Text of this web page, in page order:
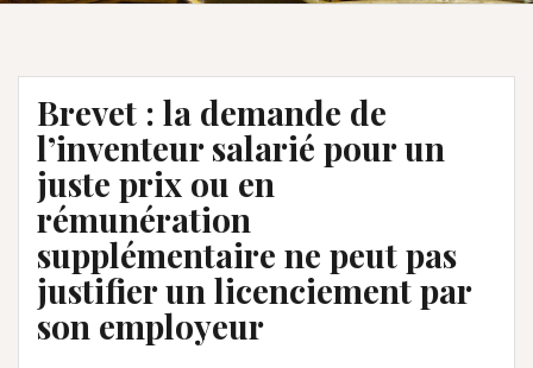
Brevet : la demande de
l’inventeur salarié pour un
juste prix ou en
rémunération
supplémentaire ne peut pas
justifier un licenciement par
son employeur